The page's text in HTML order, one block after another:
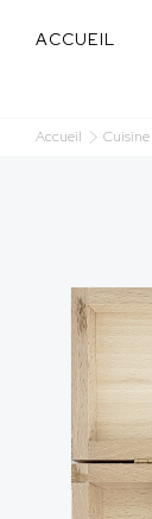
ACCUEIL
Accueil Cuisine